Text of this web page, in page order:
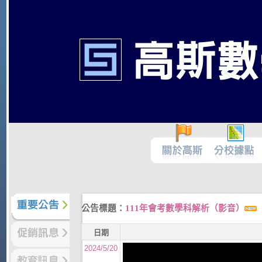
公告標題： 111年會考數學科解析（影音）
日期
2024/5/20